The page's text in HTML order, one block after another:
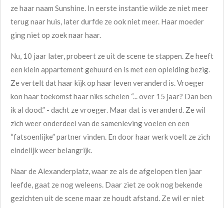
ze haar naam Sunshine. In eerste instantie wilde ze niet meer
terug naar huis, later durfde ze ook niet meer. Haar moeder
ging niet op zoek naar haar.
Nu, 10 jaar later, probeert ze uit de scene te stappen. Ze heeft
een klein appartement gehuurd en is met een opleiding bezig.
Ze vertelt dat haar kijk op haar leven veranderd is. Vroeger
kon haar toekomst haar niks schelen “... over 15 jaar? Dan ben
ik al dood.” - dacht ze vroeger. Maar dat is veranderd. Ze wil
zich weer onderdeel van de samenleving voelen en een
“fatsoenlijke” partner vinden. En door haar werk voelt ze zich
eindelijk weer belangrijk.
Naar deAlexanderplatz, waar ze als de afgelopen tien jaar
leefde, gaat ze nog weleens. Daar ziet ze ook nog bekende
gezichten uit de scene maar ze houdt afstand. Ze wil er niet